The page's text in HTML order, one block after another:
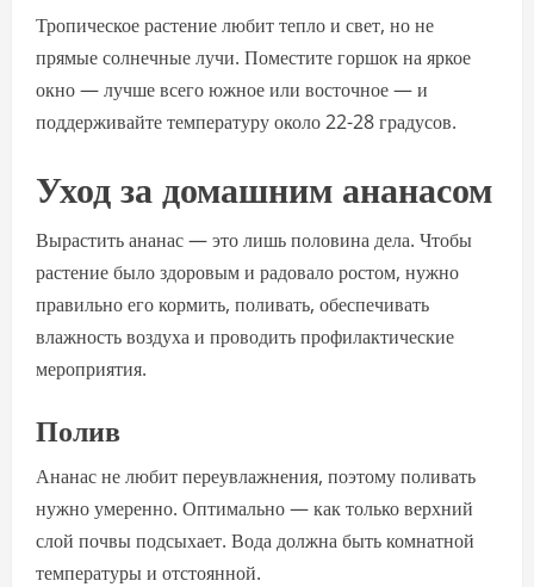
Тропическое растение любит тепло и свет, но не
прямые солнечные лучи. Поместите горшок на яркое
окно — лучше всего южное или восточное — и
поддерживайте температуру около 22-28 градусов.
Уход за домашним ананасом
Вырастить ананас — это лишь половина дела. Чтобы
растение было здоровым и радовало ростом, нужно
правильно его кормить, поливать, обеспечивать
влажность воздуха и проводить профилактические
мероприятия.
Полив
Ананас не любит переувлажнения, поэтому поливать
нужно умеренно. Оптимально — как только верхний
слой почвы подсыхает. Вода должна быть комнатной
температуры и отстоянной.